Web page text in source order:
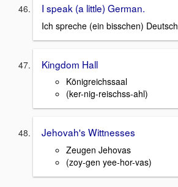
I speak (a little) German.
Ich spreche (ein bisschen) Deutsch
Kingdom Hall
Königreichssaal
(ker-nig-reischss-ahl)
Jehovah's Wittnesses
Zeugen Jehovas
(zoy-gen yee-hor-vas)